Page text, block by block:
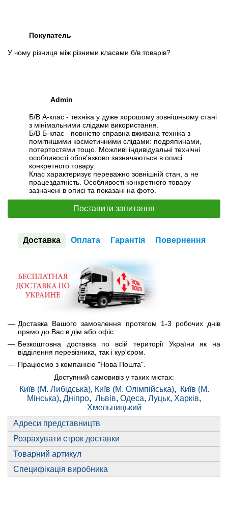
Покупатель
У чому різниця між різними класами б/в товарів?
Admin
Б/В А-клас - техніка у дуже хорошому зовнішньому стані
з мінімальними слідами використання.
Б/В Б-клас - повністю справна вживана техніка з
помітнішими косметичними слідами: подряпинами,
потертостями тощо. Можливі індивідуальні технічні
особливості обов’язково зазначаються в описі
конкретного товару.
Клас характеризує переважно зовнішній стан, а не
працездатність. Особливості конкретного товару
зазначені в описі та показані на фото.
Поставити запитання
Доставка Оплата Гарантія Повернення
Доставка Вашого замовлення протягом 1-3 робочих днів
прямо до Вас в дім або офіс.
Безкоштовна доставка по всій території України як на
відділення перевізника, так і кур'єром.
Працюємо з компанією "Нова Пошта".
Доступний самовивіз у таких містах:
Київ (М. Либідська), Київ (М. Олімпійська),
Київ (М.
Мінська), Дніпро, Львів, Одеса, Луцьк, Харків,
Хмельницький
Адреси представництв
Розрахувати строк доставки
Товарний артикул
Специфікація виробника